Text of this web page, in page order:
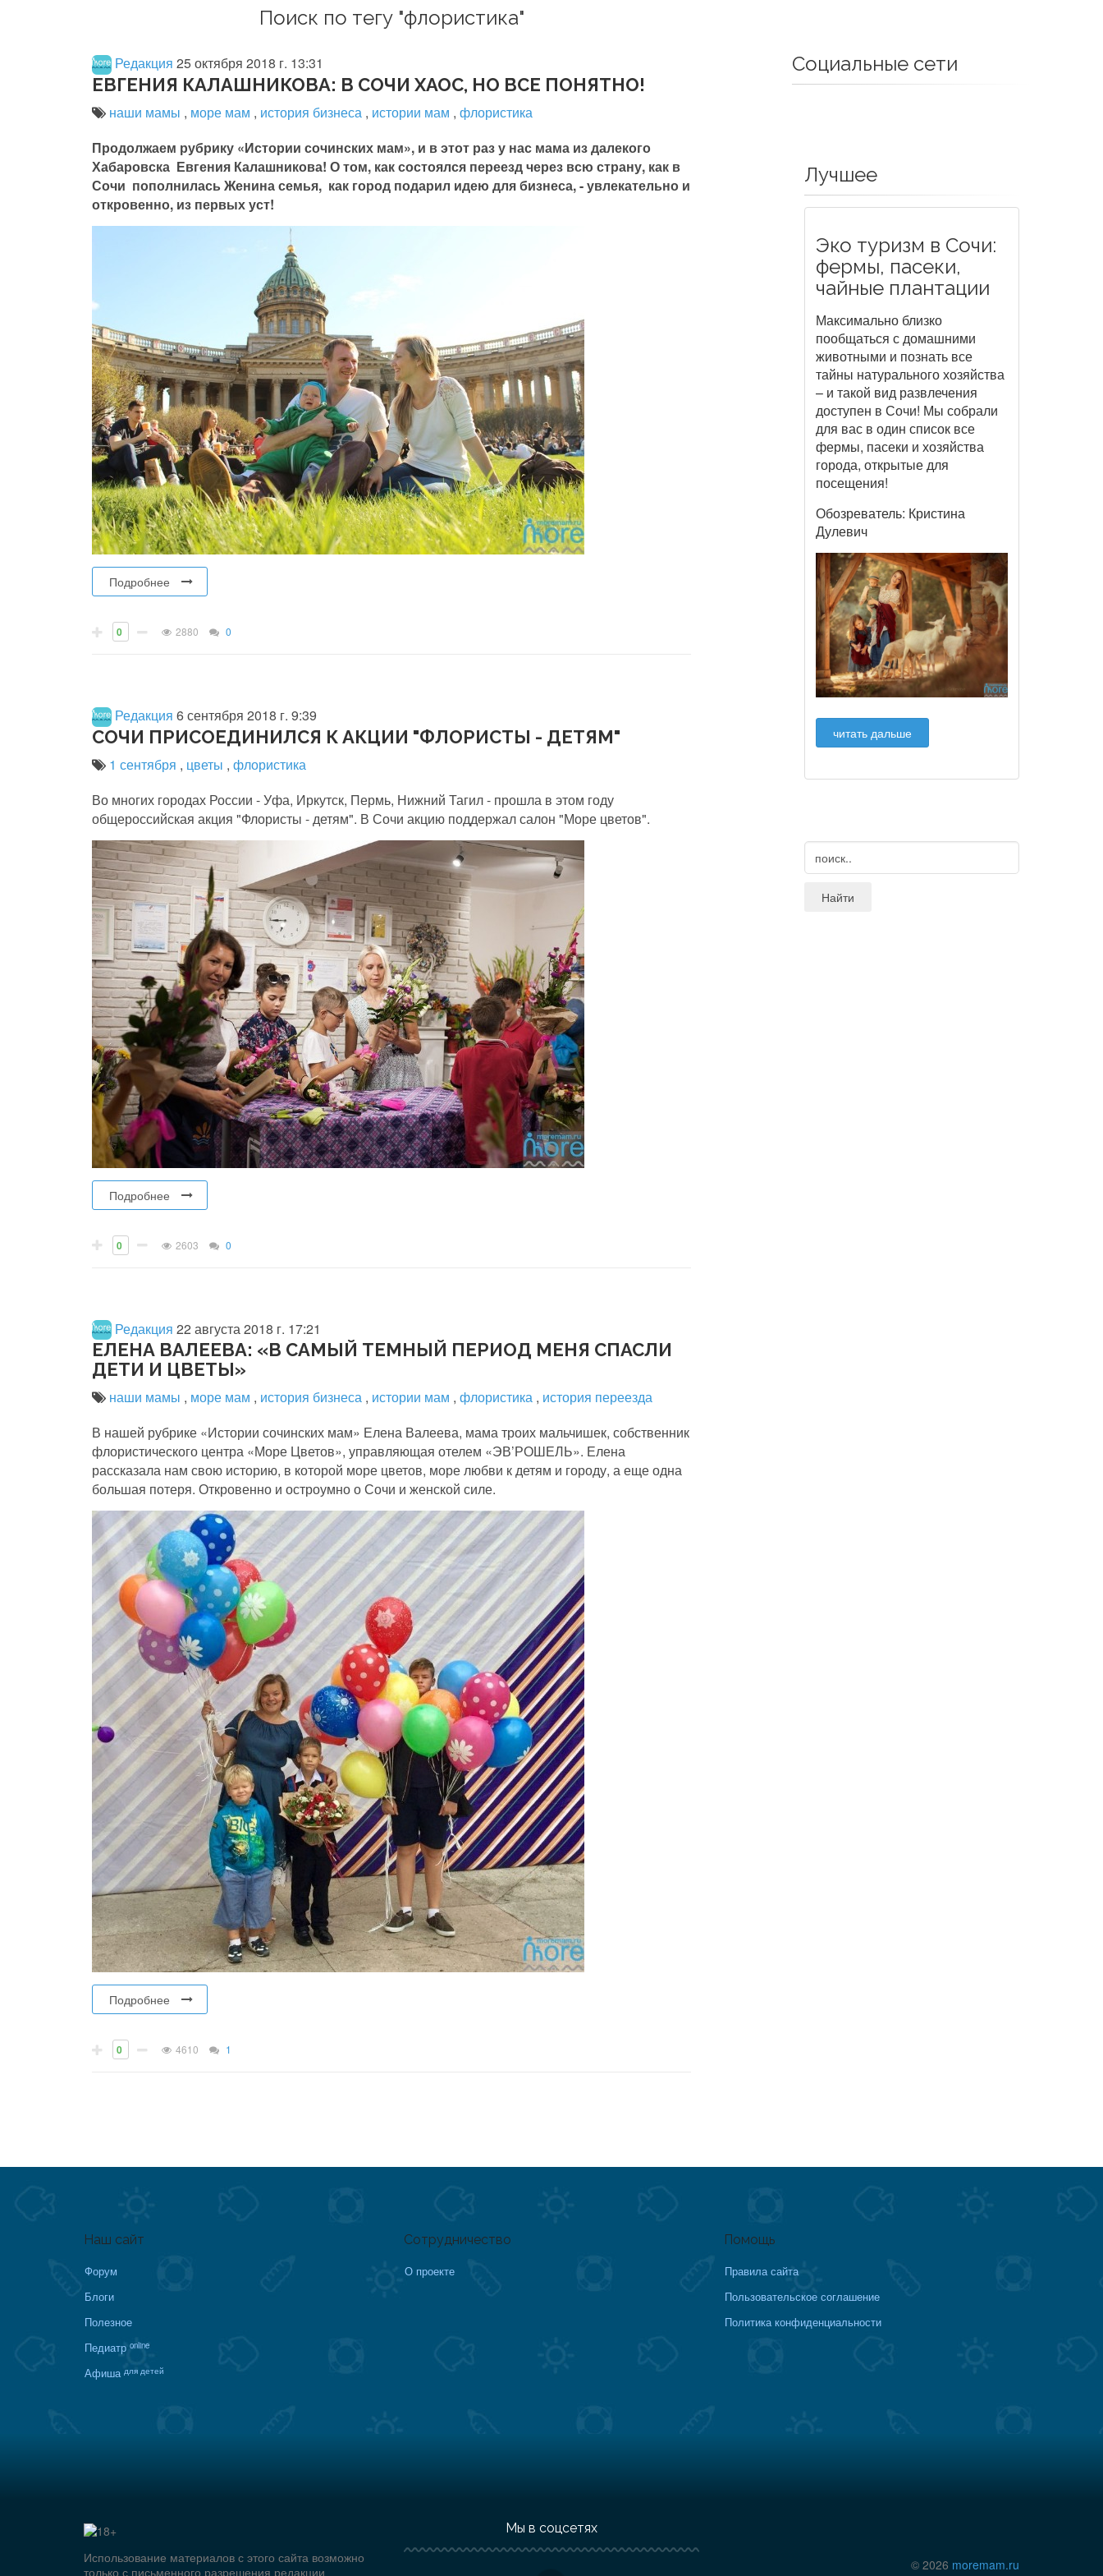
Поиск по тегу "флористика"
Редакция 25 октября 2018 г. 13:31
ЕВГЕНИЯ КАЛАШНИКОВА: В СОЧИ ХАОС, НО ВСЕ ПОНЯТНО!
наши мамы , море мам , история бизнеса , истории мам , флористика
Продолжаем рубрику «Истории сочинских мам», и в этот раз у нас мама из далекого
Хабаровска Евгения Калашникова! О том, как состоялся переезд через всю страну, как в
Сочи пополнилась Женина семья, как город подарил идею для бизнеса, - увлекательно и
откровенно, из первых уст!
Подробнее
0 2880 0
Редакция 6 сентября 2018 г. 9:39
СОЧИ ПРИСОЕДИНИЛСЯ К АКЦИИ "ФЛОРИСТЫ - ДЕТЯМ"
1 сентября , цветы , флористика
Во многих городах России - Уфа, Иркутск, Пермь, Нижний Тагил - прошла в этом году
общероссийская акция "Флористы - детям". В Сочи акцию поддержал салон "Море цветов".
Подробнее
0 2603 0
Редакция 22 августа 2018 г. 17:21
ЕЛЕНА ВАЛЕЕВА: «В САМЫЙ ТЕМНЫЙ ПЕРИОД МЕНЯ СПАСЛИ
ДЕТИ И ЦВЕТЫ»
наши мамы , море мам , история бизнеса , истории мам , флористика , история переезда
В нашей рубрике «Истории сочинских мам» Елена Валеева, мама троих мальчишек, собственник
флористического центра «Море Цветов», управляющая отелем «ЭВ’РОШЕЛЬ». Елена
рассказала нам свою историю, в которой море цветов, море любви к детям и городу, а еще одна
большая потеря. Откровенно и остроумно о Сочи и женской силе.
Подробнее
0 4610 1
Социальные сети
Лучшее
Эко туризм в Сочи:
фермы, пасеки,
чайные плантации
Максимально близко
пообщаться с домашними
животными и познать все
тайны натурального хозяйства
– и такой вид развлечения
доступен в Сочи! Мы собрали
для вас в один список все
фермы, пасеки и хозяйства
города, открытые для
посещения!
Обозреватель: Кристина
Дулевич
читать дальше
Наш сайт
Форум
Блоги
Полезное
Педиатр online
Афиша для детей
Сотрудничество
О проекте
Помощь
Правила сайта
Пользовательское соглашение
Политика конфиденциальности
Использование материалов с этого сайта возможно
только с письменного разрешения редакции
Мы в соцсетях
© 2026 moremam.ru